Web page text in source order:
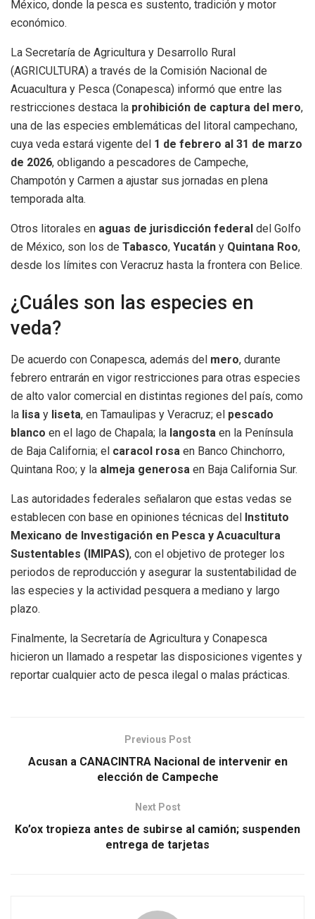
México, donde la pesca es sustento, tradición y motor
económico.
La Secretaría de Agricultura y Desarrollo Rural
(AGRICULTURA) a través de la Comisión Nacional de
Acuacultura y Pesca (Conapesca) informó que entre las
restricciones destaca la prohibición de captura del mero,
una de las especies emblemáticas del litoral campechano,
cuya veda estará vigente del 1 de febrero al 31 de marzo
de 2026, obligando a pescadores de Campeche,
Champotón y Carmen a ajustar sus jornadas en plena
temporada alta.
Otros litorales en aguas de jurisdicción federal del Golfo
de México, son los de Tabasco, Yucatán y Quintana Roo,
desde los límites con Veracruz hasta la frontera con Belice.
¿Cuáles son las especies en
veda?
De acuerdo con Conapesca, además del mero, durante
febrero entrarán en vigor restricciones para otras especies
de alto valor comercial en distintas regiones del país, como
la lisa y liseta, en Tamaulipas y Veracruz; el pescado
blanco en el lago de Chapala; la langosta en la Península
de Baja California; el caracol rosa en Banco Chinchorro,
Quintana Roo; y la almeja generosa en Baja California Sur.
Las autoridades federales señalaron que estas vedas se
establecen con base en opiniones técnicas del Instituto
Mexicano de Investigación en Pesca y Acuacultura
Sustentables (IMIPAS), con el objetivo de proteger los
periodos de reproducción y asegurar la sustentabilidad de
las especies y la actividad pesquera a mediano y largo
plazo.
Finalmente, la Secretaría de Agricultura y Conapesca
hicieron un llamado a respetar las disposiciones vigentes y
reportar cualquier acto de pesca ilegal o malas prácticas.
Previous Post
Acusan a CANACINTRA Nacional de intervenir en
elección de Campeche
Next Post
Ko’ox tropieza antes de subirse al camión; suspenden
entrega de tarjetas